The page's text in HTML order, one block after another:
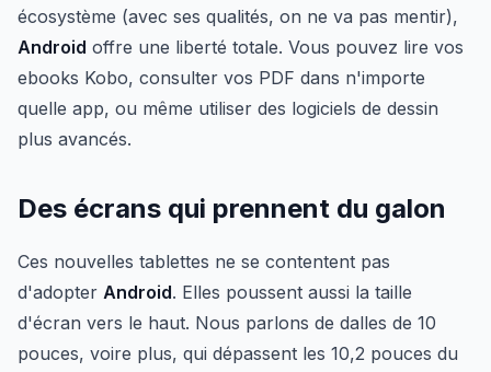
écosystème (avec ses qualités, on ne va pas mentir),
Android offre une liberté totale. Vous pouvez lire vos
ebooks Kobo, consulter vos PDF dans n'importe
quelle app, ou même utiliser des logiciels de dessin
plus avancés.
Des écrans qui prennent du galon
Ces nouvelles tablettes ne se contentent pas
d'adopter Android. Elles poussent aussi la taille
d'écran vers le haut. Nous parlons de dalles de 10
pouces, voire plus, qui dépassent les 10,2 pouces du